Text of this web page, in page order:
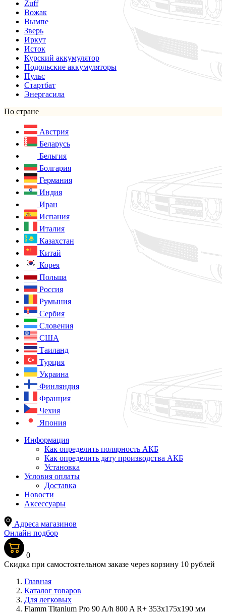
Zuff
Вожак
Вымпе
Зверь
Иркут
Исток
Курский аккумулятор
Подольские аккумуляторы
Пульс
Стартбат
Энергасила
По стране
Австрия
Беларусь
Бельгия
Болгария
Германия
Индия
Иран
Испания
Италия
Казахстан
Китай
Корея
Польша
Россия
Румыния
Сербия
Словения
США
Таиланд
Турция
Украина
Финляндия
Франция
Чехия
Япония
Информация
Как определить полярность АКБ
Как определить дату производства АКБ
Установка
Условия оплаты
Доставка
Новости
Аксессуары
Адреса магазинов
Онлайн подбор
0
Скидка при самостоятельном заказе через корзину 10 рублей
Главная
Каталог товаров
Для легковых
Fiamm Titanium Pro 90 A/h 800 A R+ 353x175x190 мм